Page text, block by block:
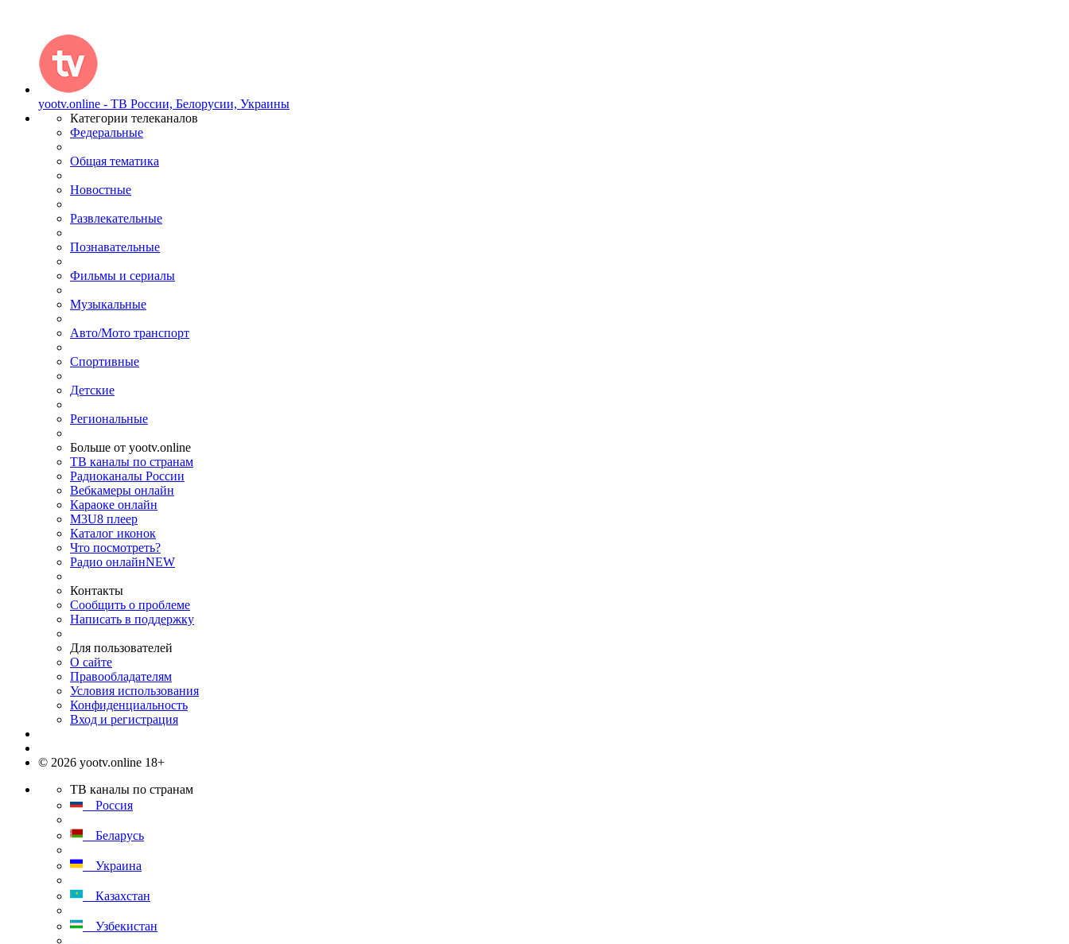
yootv.online - ТВ России, Белорусии, Украины
Категории телеканалов
Федеральные
Общая тематика
Новостные
Развлекательные
Познавательные
Фильмы и сериалы
Музыкальные
Авто/Мото транспорт
Спортивные
Детские
Региональные
Больше от yootv.online
ТВ каналы по странам
Радиоканалы России
Вебкамеры онлайн
Караоке онлайн
M3U8 плеер
Каталог иконок
Что посмотреть?
Радио онлайнNEW
Контакты
Сообщить о проблеме
Написать в поддержку
Для пользователей
О сайте
Правообладателям
Условия использования
Конфиденциальность
Вход и регистрация
© 2026 yootv.online 18+
ТВ каналы по странам
Россия
Беларусь
Украина
Казахстан
Узбекистан